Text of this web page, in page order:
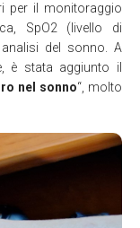
per il monitoraggio
SpO2 (livello di
del sonno. A
è stata aggiunto il
nel sonno“, molto